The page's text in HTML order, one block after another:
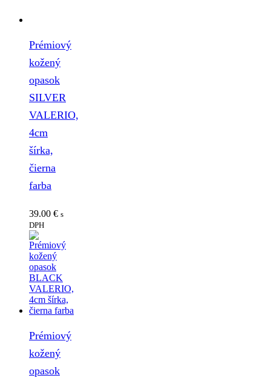
Prémiový
kožený
opasok
SILVER
VALERIO,
4cm
šírka,
čierna
farba
39.00 € s
DPH
Prémiový
kožený
opasok